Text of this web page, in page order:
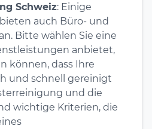
Schweiz: Einige
auch Büro- und
Bitte wählen Sie eine
anbietet,
können, dass Ihre
und schnell gereinigt
und die
wichtige Kriterien, die